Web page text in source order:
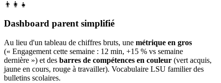
👨‍👩‍👧
Dashboard parent simplifié
Au lieu d'un tableau de chiffres bruts, une métrique en gros
(« Engagement cette semaine : 12 min, +15 % vs semaine
dernière ») et des barres de compétences en couleur (vert acquis,
jaune en cours, rouge à travailler). Vocabulaire LSU familier des
bulletins scolaires.